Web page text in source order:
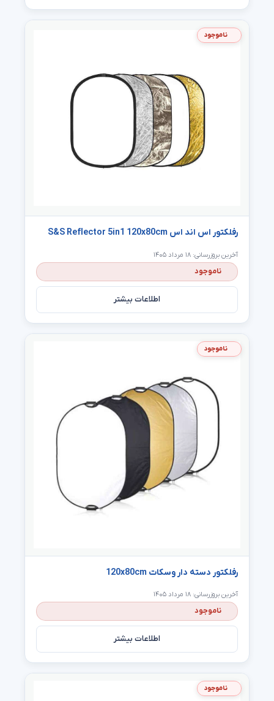
ناموجود
رفلکتور اس اند اس S&S Reflector 5in1 120x80cm
آخرین بروزرسانی: ۱۸ مرداد ۱۴۰۵
ناموجود
اطلاعات بیشتر
ناموجود
رفلکتور دسته دار وسکات 120x80cm
آخرین بروزرسانی: ۱۸ مرداد ۱۴۰۵
ناموجود
اطلاعات بیشتر
ناموجود